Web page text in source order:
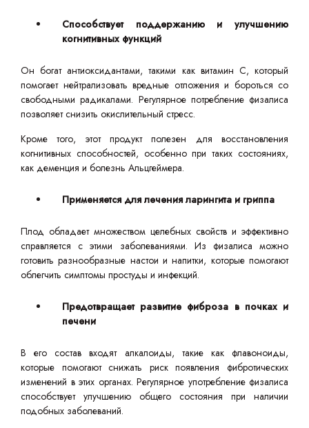
Способствует поддержанию и улучшению
когнитивных функций
Он богат антиоксидантами, такими как витамин C, который
помогает нейтрализовать вредные отложения и бороться со
свободными радикалами. Регулярное потребление физалиса
позволяет снизить окислительный стресс.
Кроме того, этот продукт полезен для восстановления
когнитивных способностей, особенно при таких состояниях,
как деменция и болезнь Альцгеймера.
Применяется для лечения ларингита и гриппа
Плод обладает множеством целебных свойств и эффективно
справляется с этими заболеваниями. Из физалиса можно
готовить разнообразные настои и напитки, которые помогают
облегчить симптомы простуды и инфекций.
Предотвращает развитие фиброза в почках и
печени
В его состав входят алкалоиды, такие как флавоноиды,
которые помогают снижать риск появления фибротических
изменений в этих органах. Регулярное употребление физалиса
способствует улучшению общего состояния при наличии
подобных заболеваний.